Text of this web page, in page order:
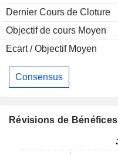
Dernier Cours de Cloture
Objectif de cours Moyen
Ecart / Objectif Moyen
Consensus
Révisions de Bénéfices